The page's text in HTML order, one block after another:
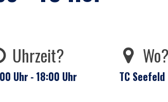
Uhrzeit?
Uhr - 18:00 Uhr TC Seefeld